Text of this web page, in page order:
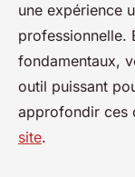
une expérience
professionnelle.
fondamentaux,
outil puissant
approfondir ces
site.